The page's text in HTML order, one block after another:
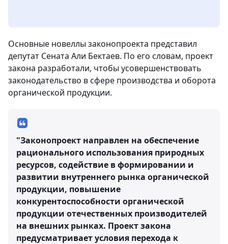
Основные новеллы законопроекта представил
депутат Сената Али Бектаев. По его словам, проект
закона разработали, чтобы усовершенствовать
законодательство в сфере производства и оборота
органической продукции.
"Законопроект направлен на обеспечение
рационального использования природных
ресурсов, содействие в формировании и
развитии внутреннего рынка органической
продукции, повышение
конкурентоспособности органической
продукции отечественных производителей
на внешних рынках. Проект закона
предусматривает условия перехода к